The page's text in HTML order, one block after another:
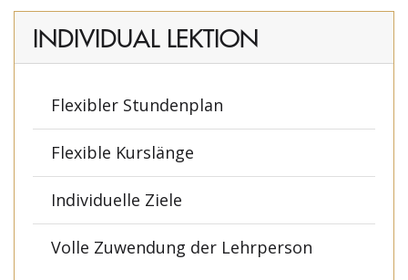
INDIVIDUAL LEKTION
Flexibler Stundenplan
Flexible Kurslänge
Individuelle Ziele
Volle Zuwendung der Lehrperson